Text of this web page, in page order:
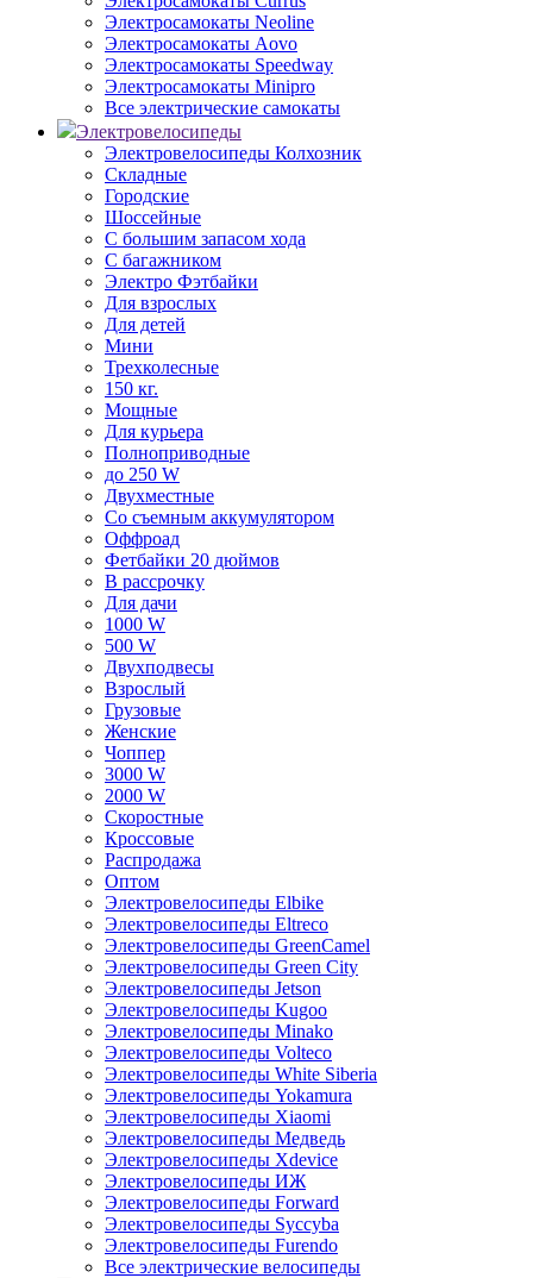
Электросамокаты Neoline
Электросамокаты Aovo
Электросамокаты Speedway
Электросамокаты Minipro
Все электрические самокаты
Электровелосипеды
Электровелосипеды Колхозник
Складные
Городские
Шоссейные
С большим запасом хода
С багажником
Электро Фэтбайки
Для взрослых
Для детей
Мини
Трехколесные
150 кг.
Мощные
Для курьера
Полноприводные
до 250 W
Двухместные
Со съемным аккумулятором
Оффроад
Фетбайки 20 дюймов
В рассрочку
Для дачи
1000 W
500 W
Двухподвесы
Взрослый
Грузовые
Женские
Чоппер
3000 W
2000 W
Скоростные
Кроссовые
Распродажа
Оптом
Электровелосипеды Elbike
Электровелосипеды Eltreco
Электровелосипеды GreenCamel
Электровелосипеды Green City
Электровелосипеды Jetson
Электровелосипеды Kugoo
Электровелосипеды Minako
Электровелосипеды Volteco
Электровелосипеды White Siberia
Электровелосипеды Yokamura
Электровелосипеды Xiaomi
Электровелосипеды Медведь
Электровелосипеды Xdevice
Электровелосипеды ИЖ
Электровелосипеды Forward
Электровелосипеды Syccyba
Электровелосипеды Furendo
Все электрические велосипеды